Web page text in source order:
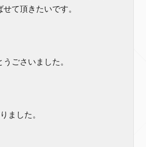
て頂きたいです。
ごさいました。
ました。